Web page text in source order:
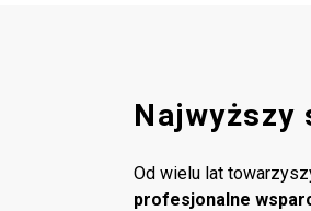
Najwyższy
Od wielu lat
profesjonalne